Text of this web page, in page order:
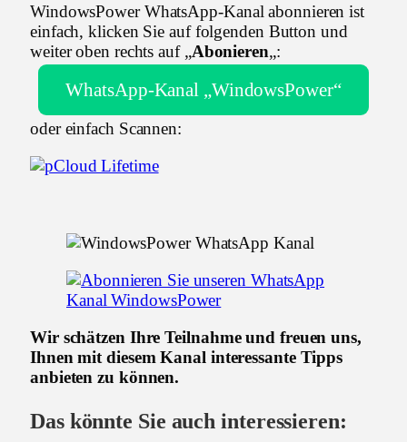
WindowsPower WhatsApp-Kanal abonnieren ist
einfach, klicken Sie auf folgenden Button und
weiter oben rechts auf „Abonieren„:
WhatsApp-Kanal „WindowsPower“
oder einfach Scannen:
Wir schätzen Ihre Teilnahme und freuen uns,
Ihnen mit diesem Kanal interessante Tipps
anbieten zu können.
Das könnte Sie auch interessieren: